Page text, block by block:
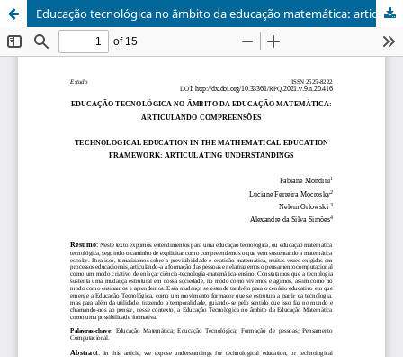
Educação tecnológica no âmbito da educação matemática: articulando compreensões